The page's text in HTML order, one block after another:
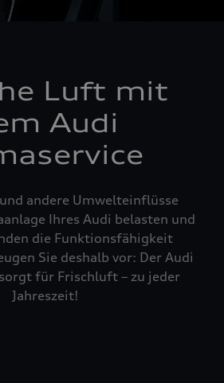
Luft mit
Audi
andere Umwelteinflüsse
Ihres Audi belasten und
die Funktionsfähigkeit
Sie deshalb vor: Der Audi
für Frischluft – zu jeder
Jahreszeit!